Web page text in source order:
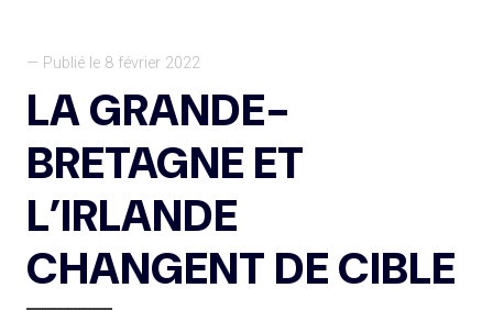
— Publié le 8 février 2022
LA GRANDE-
BRETAGNE ET
L’IRLANDE
CHANGENT DE CIBLE